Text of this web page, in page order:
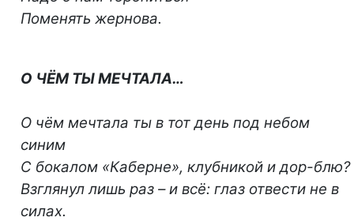
Поменять жернова.
О ЧЁМ ТЫ МЕЧТАЛА…
О чём мечтала ты в тот день под небом
синим
С бокалом «Каберне», клубникой и дор-блю?
Взглянул лишь раз – и всё: глаз отвести не в
силах.